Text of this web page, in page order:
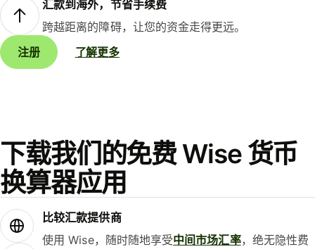
汇款到海外，节省手续费
跨越距离的障碍，让您的资金走得更远。
注册
了解更多
下载我们的免费 Wise 货币
换算器应用
比较汇款提供商
使用 Wise，随时随地享受中间市场汇率，绝无隐性费